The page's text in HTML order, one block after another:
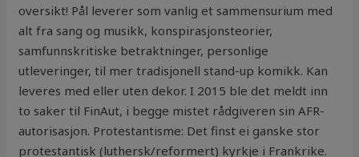
oversikt! Pål leverer som vanlig et sammensurium med
alt fra sang og musikk, konspirasjonsteorier,
samfunnskritiske betraktninger, personlige
utleveringer, til mer tradisjonell stand-up komikk. Kan
leveres med eller uten dekor. I 2015 ble det meldt inn
to saker til FinAut, i begge mistet rådgiveren sin AFR-
autorisasjon. Protestantisme: Det finst ei ganske stor
protestantisk (luthersk/reformert) kyrkje i Frankrike.